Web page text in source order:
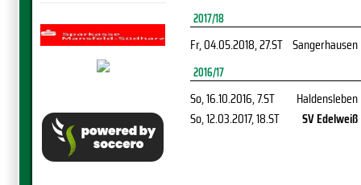
2017/18
Fr, 04.05.2018, 27.ST Sangerhausen
2016/17
So, 16.10.2016, 7.ST
Haldensleben
So, 12.03.2017, 18.ST SV Edelweiß